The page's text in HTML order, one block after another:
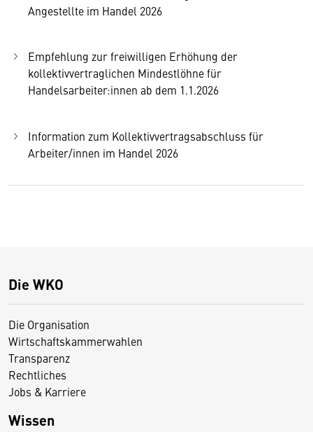
Angestellte im Handel 2026
Empfehlung zur freiwilligen Erhöhung der
kollektivvertraglichen Mindestlöhne für
Handelsarbeiter:innen ab dem 1.1.2026
Information zum Kollektivvertragsabschluss für
Arbeiter/innen im Handel 2026
Die WKO
Die Organisation
Wirtschaftskammerwahlen
Transparenz
Rechtliches
Jobs & Karriere
Wissen